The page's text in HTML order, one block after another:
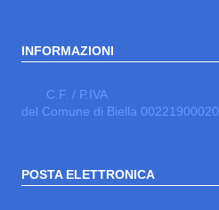
INFORMAZIONI
C.F. / P.IVA
del Comune di Biella 00221900020
POSTA ELETTRONICA